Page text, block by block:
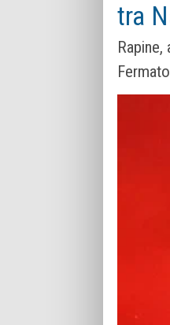
tra